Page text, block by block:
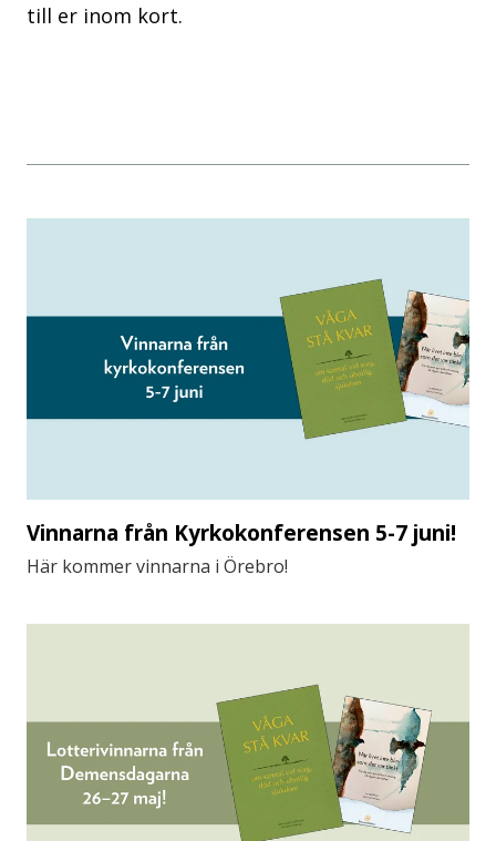
till er inom kort.
Vinnarna från Kyrkokonferensen 5-7 juni!
Här kommer vinnarna i Örebro!